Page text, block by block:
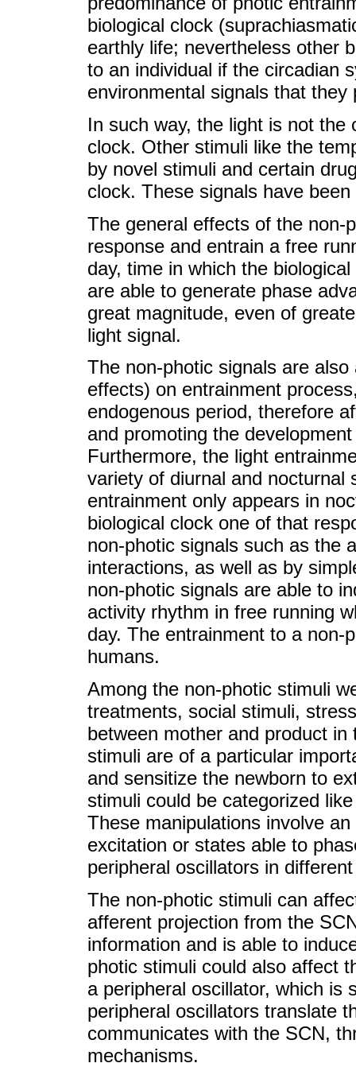
biological clock
earthly life; nevertheless other
to an individual if the circadian
environmental signals that
In such way, the light is not
clock. Other stimuli like the
by novel stimuli and certain
clock. These signals have
The general effects of the non-
response and entrain a free
day, time in which the
are able to generate phase
great magnitude, even of
light signal.
The non-photic signals are
effects) on entrainment
endogenous period, therefore
and promoting the
Furthermore, the light
variety of diurnal and nocturnal
entrainment only appears in
biological clock one of that
non-photic signals such as the
interactions, as well as by
non-photic signals are able to
activity rhythm in free running
day. The entrainment to a non-
humans.
Among the non-photic stimuli
treatments, social stimuli,
between mother and product
stimuli are of a particular
and sensitize the newborn to
stimuli could be categorized
These manipulations involve
excitation or states able to
peripheral oscillators in
The non-photic stimuli can
afferent projection from the
information and is able to
photic stimuli could also affect
a peripheral oscillator, which is
peripheral oscillators translate
communicates with the SCN,
mechanisms.